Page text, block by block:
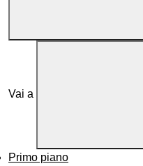
Vai a
Primo piano